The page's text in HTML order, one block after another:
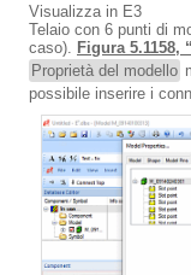
Visualizza in E3
Telaio con 6 punti di
caso). Figura 5.1158,
Proprietà del modello
possibile inserire i